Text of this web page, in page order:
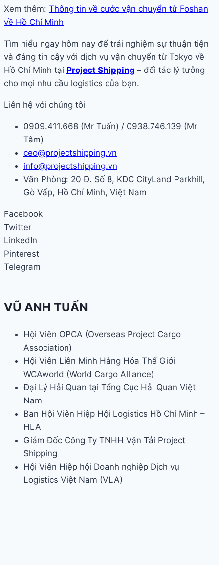
Xem thêm: Thông tin về cước vận chuyển từ Foshan
về Hồ Chí Minh
Tìm hiểu ngay hôm nay để trải nghiệm sự thuận tiện
và đáng tin cậy với dịch vụ vận chuyển từ Tokyo về
Hồ Chí Minh tại Project Shipping – đối tác lý tưởng
cho mọi nhu cầu logistics của bạn.
Liên hệ với chúng tôi
0909.411.668 (Mr Tuấn) / 0938.746.139 (Mr
Tâm)
ceo@projectshipping.vn
info@projectshipping.vn
Văn Phòng: 20 Đ. Số 8, KDC CityLand Parkhill,
Gò Vấp, Hồ Chí Minh, Việt Nam
Facebook
Twitter
LinkedIn
Pinterest
Telegram
VŨ ANH TUẤN
Hội Viên OPCA (Overseas Project Cargo
Association)
Hội Viên Liên Minh Hàng Hóa Thế Giới
WCAworld (World Cargo Alliance)
Đại Lý Hải Quan tại Tổng Cục Hải Quan Việt
Nam
Ban Hội Viên Hiệp Hội Logistics Hồ Chí Minh –
HLA
Giám Đốc Công Ty TNHH Vận Tải Project
Shipping
Hội Viên Hiệp hội Doanh nghiệp Dịch vụ
Logistics Việt Nam (VLA)